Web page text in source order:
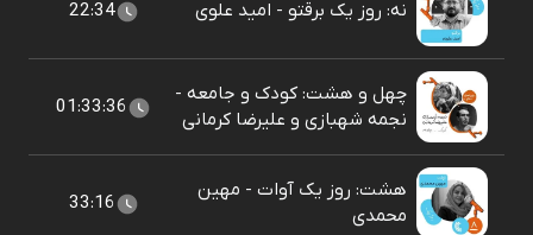
نه: روز یک برقتو - امید علوی 22:34
چهل و هشت: کودک و جامعه -
نجمه شهبازی و علیرضا کرمانی
01:33:36
هشت: روز یک آوات - مهین
محمدی
33:16